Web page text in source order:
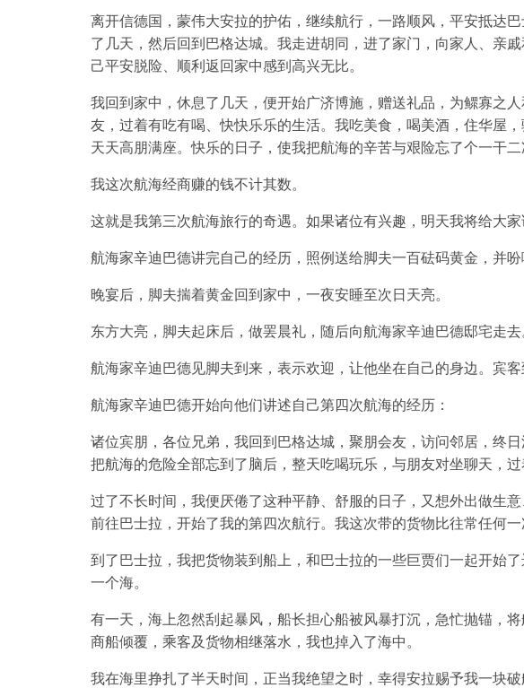
离开信德国，蒙伟大安拉的护佑，继续航行，一路顺风，平安抵达
了几天，然后回到巴格达城。我走进胡同，进了家门，向家人、亲
己平安脱险、顺利返回家中感到高兴无比。
我回到家中，休息了几天，便开始广济博施，赠送礼品，为鳏寡之
友，过着有吃有喝、快快乐乐的生活。我吃美食，喝美酒，住华屋，
天天高朋满座。快乐的日子，使我把航海的辛苦与艰险忘了个一干二
我这次航海经商赚的钱不计其数。
这就是我第三次航海旅行的奇遇。如果诸位有兴趣，明天我将给大
航海家辛迪巴德讲完自己的经历，照例送给脚夫一百砝码黄金，并吩
晚宴后，脚夫揣着黄金回到家中，一夜安睡至次日天亮。
东方大亮，脚夫起床后，做罢晨礼，随后向航海家辛迪巴德邸宅走去
航海家辛迪巴德见脚夫到来，表示欢迎，让他坐在自己的身边。宾
航海家辛迪巴德开始向他们讲述自己第四次航海的经历：
诸位宾朋，各位兄弟，我回到巴格达城，聚朋会友，访问邻居，终
把航海的危险全部忘到了脑后，整天吃喝玩乐，与朋友对坐聊天，过
过了不长时间，我便厌倦了这种平静、舒服的日子，又想外出做生
前往巴士拉，开始了我的第四次航行。我这次带的货物比往常任何一
到了巴士拉，我把货物装到船上，和巴士拉的一些巨贾们一起开始
一个海。
有一天，海上忽然刮起暴风，船长担心船被风暴打沉，急忙抛锚，
商船倾覆，乘客及货物相继落水，我也掉入了海中。
我在海里挣扎了半天时间，正当我绝望之时，幸得安拉赐予我一块